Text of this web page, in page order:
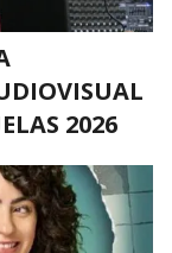
2026